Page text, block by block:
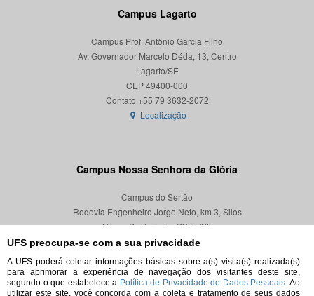
UFS preocupa-se com a sua privacidade
A UFS poderá coletar informações básicas sobre a(s) visita(s) realizada(s)
para aprimorar a experiência de navegação dos visitantes deste site,
segundo o que estabelece a Política de Privacidade de Dados Pessoais. Ao
utilizar este site, você concorda com a coleta e tratamento de seus dados
Campus Lagarto
Campus Prof. Antônio Garcia Filho
Av. Governador Marcelo Déda, 13, Centro
Lagarto/SE
CEP 49400-000
Localização
Campus Nossa Senhora da Glória
Campus do Sertão
Rodovia Engenheiro Jorge Neto, km 3, Silos
Nossa Senhora da Glória/SE
CEP 49680-000
Localização